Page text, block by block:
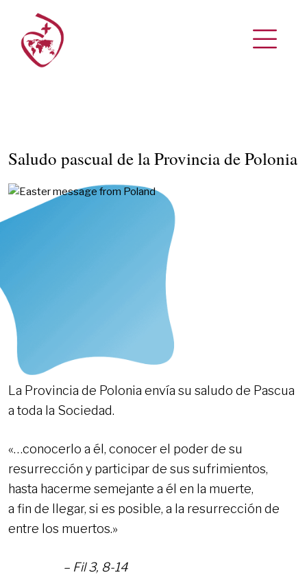
Saludo pascual de la Provincia de Polonia
La Provincia de Polonia envía su saludo de Pascua
a toda la Sociedad.
«…conocerlo a él, conocer el poder de su
resurrección y participar de sus sufrimientos,
hasta hacerme semejante a él en la muerte,
a fin de llegar, si es posible, a la resurrección de
entre los muertos.»
– Fil 3, 8-14